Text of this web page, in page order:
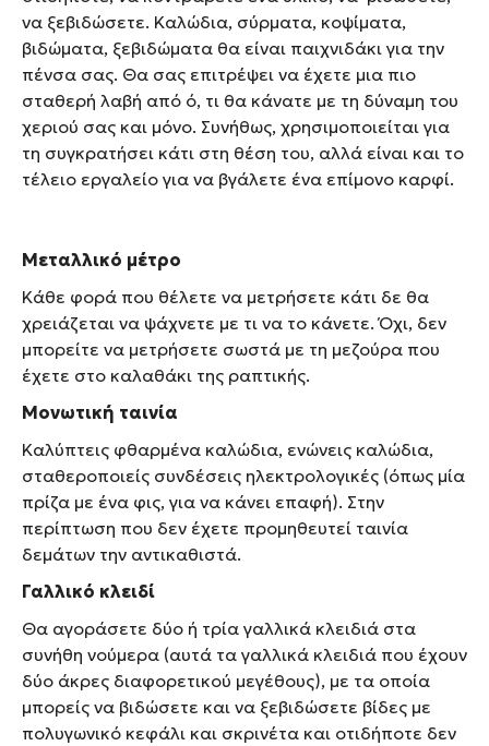
να ξεβιδώσετε. Καλώδια, σύρματα, κοψίματα,
βιδώματα, ξεβιδώματα θα είναι παιχνιδάκι για την
πένσα σας. Θα σας επιτρέψει να έχετε μια πιο
σταθερή λαβή από ό, τι θα κάνατε με τη δύναμη του
χεριού σας και μόνο. Συνήθως, χρησιμοποιείται για
τη συγκρατήσει κάτι στη θέση του, αλλά είναι και το
τέλειο εργαλείο για να βγάλετε ένα επίμονο καρφί.
Μεταλλικό μέτρο
Κάθε φορά που θέλετε να μετρήσετε κάτι δε θα
χρειάζεται να ψάχνετε με τι να το κάνετε. Όχι, δεν
μπορείτε να μετρήσετε σωστά με τη μεζούρα που
έχετε στο καλαθάκι της ραπτικής.
Μονωτική ταινία
Καλύπτεις φθαρμένα καλώδια, ενώνεις καλώδια,
σταθεροποιείς συνδέσεις ηλεκτρολογικές (όπως μία
πρίζα με ένα φις, για να κάνει επαφή). Στην
περίπτωση που δεν έχετε προμηθευτεί ταινία
δεμάτων την αντικαθιστά.
Γαλλικό κλειδί
Θα αγοράσετε δύο ή τρία γαλλικά κλειδιά στα
συνήθη νούμερα (αυτά τα γαλλικά κλειδιά που έχουν
δύο άκρες διαφορετικού μεγέθους), με τα οποία
μπορείς να βιδώσετε και να ξεβιδώσετε βίδες με
πολυγωνικό κεφάλι και σκρινέτα και οτιδήποτε δεν